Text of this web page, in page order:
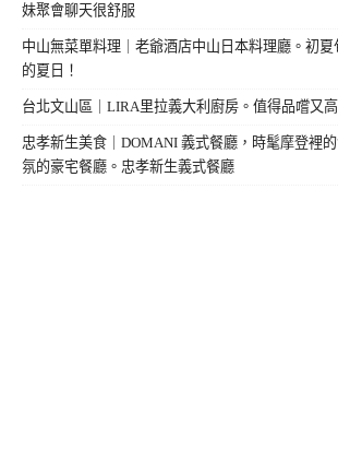
妹聚會聊天很舒服
中山無菜單料理｜老爺酒店中山日本料理廳。初
的夏日！
台北文山區｜LIRA里拉義大利廚房。值得品嚐又
忠孝新生美食｜DOMANI 義式餐廳，時髦摩登裡
氛的豪宅餐廳。忠孝新生義式餐廳